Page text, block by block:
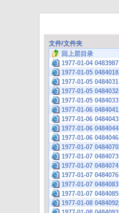
文件/文件夹
回上层目录
1977-01-04
1977-01-05
1977-01-05
1977-01-05
1977-01-05
1977-01-06
1977-01-06
1977-01-06
1977-01-06
1977-01-07
1977-01-07
1977-01-07
1977-01-07
1977-01-07
1977-01-07
1977-01-08